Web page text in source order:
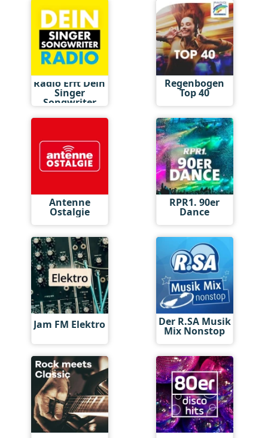
Radio Erft Dein
Singer
Songwriter
Regenbogen
Top 40
Antenne
Ostalgie
RPR1. 90er
Dance
Jam FM Elektro Der R.SA Musik
Mix Nonstop